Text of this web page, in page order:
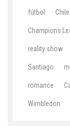
fútbol Chile
Champions
reality show
Santiago
romance
Wimbledon